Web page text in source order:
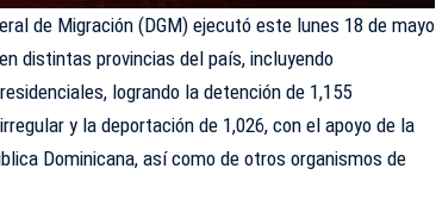
de Migración (DGM) ejecutó este lunes 18 de mayo
distintas provincias del país, incluyendo
logrando la detención de 1,155
y la deportación de 1,026, con el apoyo de la
Dominicana, así como de otros organismos de